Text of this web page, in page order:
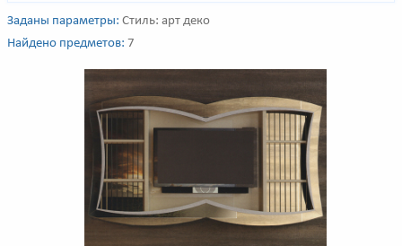
Заданы параметры: Стиль: арт деко
Найдено предметов: 7